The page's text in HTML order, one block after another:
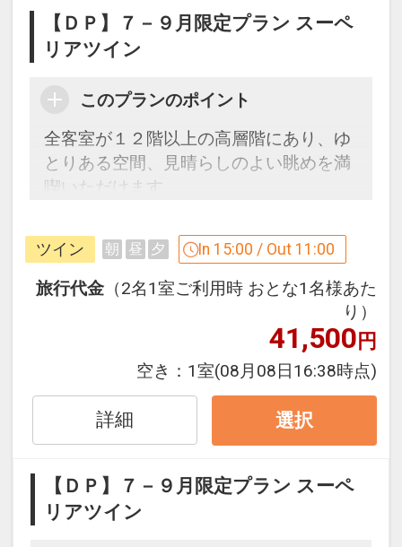
【ＤＰ】７－９月限定プラン スーペ
リアツイン
このプランのポイント
全客室が１２階以上の高層階にあり、ゆ
とりある空間、見晴らしのよい眺めを満
喫いただけます。
「食事なしプラン」と「朝食付プラン」
をご用意しています。
●「食事なしプラン」と「朝食付プラ
【食事条
の項目でご確認のうえ、予約にお進
みください。
30日
インターネットコース番号：DP-1-
17762428
ツイン 朝 昼 夕 In 15:00 / Out 11:00
旅行代金 （2名1室ご利用時 おとな1名様あた
り）
41,500円
空き： 1室(08月08日16:38時点)
詳細 選択
【ＤＰ】７－９月限定プラン スーペ
リアツイン